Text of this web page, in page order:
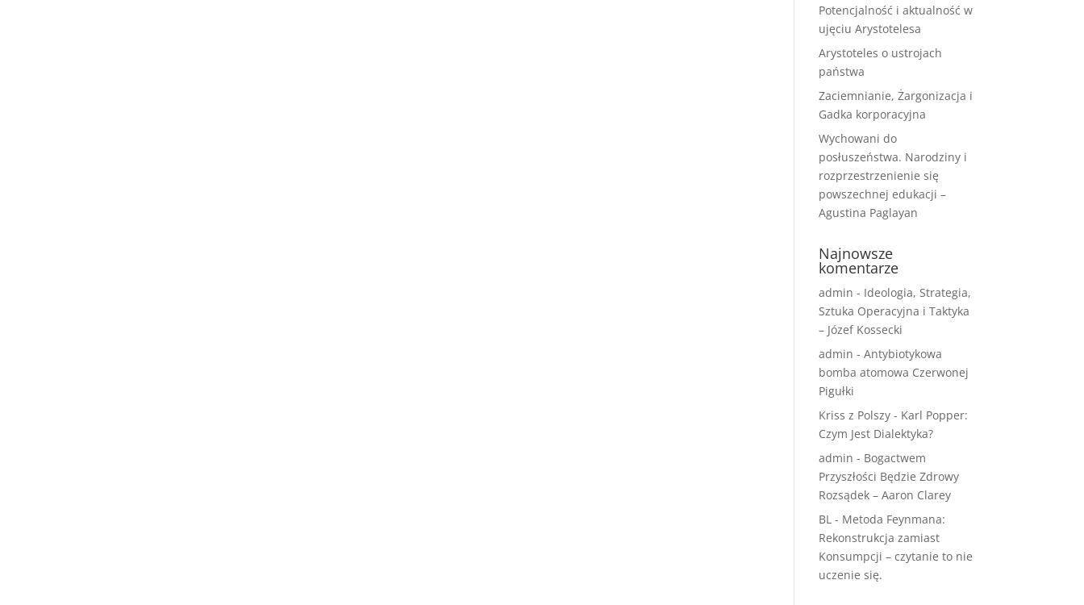
Potencjalność i aktualność w
ujęciu Arystotelesa
Arystoteles o ustrojach
państwa
Zaciemnianie, Żargonizacja i
Gadka korporacyjna
Wychowani do
posłuszeństwa. Narodziny i
rozprzestrzenienie się
powszechnej edukacji –
Agustina Paglayan
Najnowsze
komentarze
admin - Ideologia, Strategia,
Sztuka Operacyjna i Taktyka
– Józef Kossecki
admin -Antybiotykowa
bomba atomowa Czerwonej
Pigułki
Kriss z Polszy - Karl Popper:
Czym Jest Dialektyka?
admin - Bogactwem
Przyszłości Będzie Zdrowy
Rozsądek – Aaron Clarey
BL - Metoda Feynmana:
Rekonstrukcja zamiast
Konsumpcji – czytanie to nie
uczenie się.